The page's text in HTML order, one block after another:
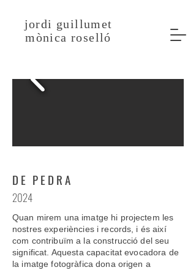
jordi guillumet
mònica roselló
DE PEDRA
2024
Quan mirem una imatge hi projectem les
nostres experiències i records, i és així
com contribuïm a la construcció del seu
significat. Aquesta capacitat evocadora de
la imatge fotogràfica dona origen a